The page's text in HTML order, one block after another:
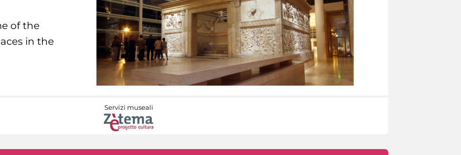
of the
in the
Servizi museali